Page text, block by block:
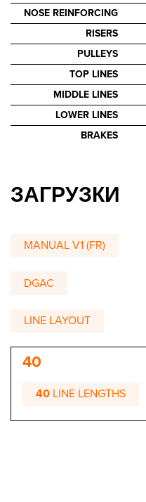
NOSE REINFORCING
RISERS
PULLEYS
TOP LINES
MIDDLE LINES
LOWER LINES
BRAKES
ЗАГРУЗКИ
MANUAL V1 (FR)
DGAC
LINE LAYOUT
40
40 LINE LENGTHS